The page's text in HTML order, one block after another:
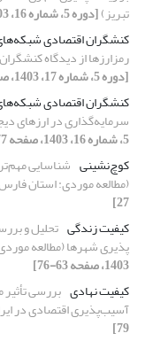
تبریز)[دوره 5، شماره 16، 1403، صفحه 16-30]
کنشگران اقتصادی
رمزارزها از دیدگاه
[دوره 5، شماره 17، 1403، صفحه 28-42]
کنشگران اقتصادی
سرمایه‌گذاری در ارزهای
5، شماره 16، 1403، صفحه 77-91]
کوچ‌‌نشینی شناسایی
(مطالعه موردی: استان
27]
کیفیت زندگی تحلیل و
پذیری شهرها (مطالعه
1403، صفحه 63-76]
کیفیت نهادی بررسی
آسیب‌پذیری اقتصادی در
79]